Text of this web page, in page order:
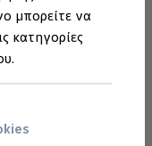
μπορείτε να
κατηγορίες
και
μέρες; Αυτό